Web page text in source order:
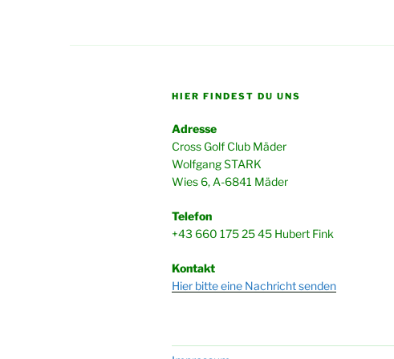
HIER FINDEST DU UNS
Adresse
Cross Golf Club Mäder
Wolfgang STARK
Wies 6, A-6841 Mäder
Telefon
+43 660 175 25 45 Hubert Fink
Kontakt
Hier bitte eine Nachricht senden